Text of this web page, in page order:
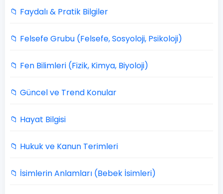
📁 Faydalı & Pratik Bilgiler
📁 Felsefe Grubu (Felsefe, Sosyoloji, Psikoloji)
📁 Fen Bilimleri (Fizik, Kimya, Biyoloji)
📁 Güncel ve Trend Konular
📁 Hayat Bilgisi
📁 Hukuk ve Kanun Terimleri
📁 İsimlerin Anlamları (Bebek İsimleri)